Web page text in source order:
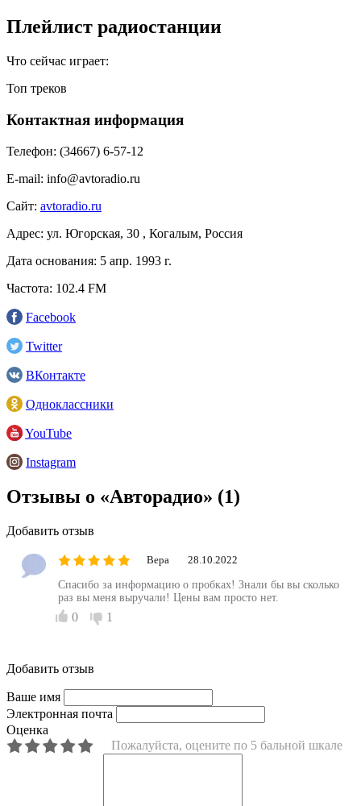
Плейлист радиостанции
Что сейчас играет:
Топ треков
Контактная информация
Телефон: (34667) 6-57-12
E-mail: info@avtoradio.ru
Сайт: avtoradio.ru
Адрес: ул. Югорская, 30 , Когалым, Россия
Дата основания: 5 апр. 1993 г.
Частота: 102.4 FM
Facebook
Twitter
ВКонтакте
Одноклассники
YouTube
Instagram
Отзывы о «Авторадио» (1)
Добавить отзыв
Вера 28.10.2022
Спасибо за информацию о пробках! Знали бы вы сколько
раз вы меня выручали! Цены вам просто нет.
0 1
Добавить отзыв
Ваше имя
Электронная почта
Оценка
Пожалуйста, оцените по 5 бальной шкале